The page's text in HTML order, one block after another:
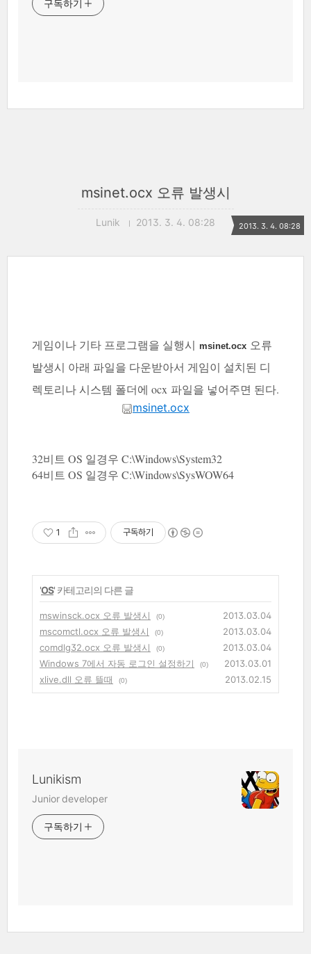
구독하기
msinet.ocx 오류 발생시
Lunik 2013. 3. 4. 08:28 2013. 3. 4. 08:28
게임이나 기타 프로그램을 실행시 msinet.ocx 오류
발생시 아래 파일을 다운받아서 게임이 설치된 디
렉토리나 시스템 폴더에 ocx 파일을 넣어주면 된다.
msinet.ocx
32비트 OS 일경우 C:\Windows\System32
64비트 OS 일경우 C:\Windows\SysWOW64
1 구독하기
'OS' 카테고리의 다른 글
mswinsck.ocx 오류 발생시 (0)
2013.03.04
mscomctl.ocx 오류 발생시
(0)
2013.03.04
comdlg32.ocx 오류 발생시
(0)
2013.03.04
Windows 7에서 자동 로그인 설정하기
(0)
2013.03.01
xlive.dll 오류 뜰때
(0) 2013.02.15
Lunikism
Junior developer
구독하기